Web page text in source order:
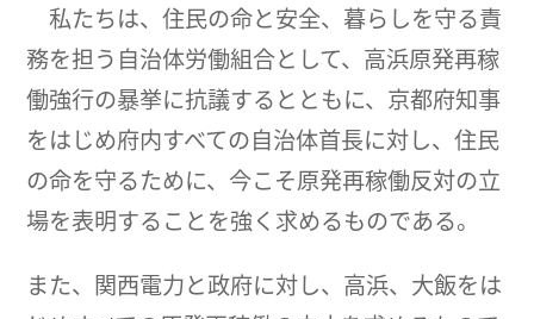
私たちは、住民の命と安全、暮らしを守る責
務を担う自治体労働組合として、高浜原発再稼
働強行の暴挙に抗議するとともに、京都府知事
をはじめ府内すべての自治体首長に対し、住民
の命を守るために、今こそ原発再稼働反対の立
場を表明することを強く求めるものである。
また、関西電力と政府に対し、高浜、大飯をは